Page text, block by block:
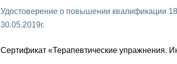
Удостоверение о повышении квалификации
30.05.2019г.
Сертификат «Терапевтические упражнения.